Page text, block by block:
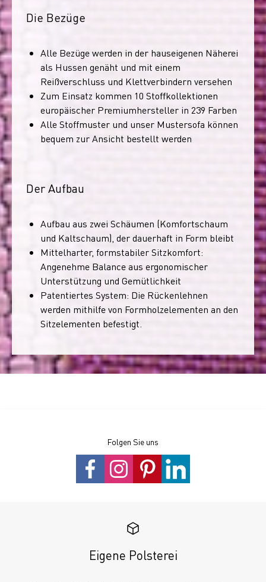
Die Bezüge
Alle Bezüge werden in der hauseigenen Näherei
als Hussen genäht und mit einem
Reißverschluss und Klettverbindern versehen
Zum Einsatz kommen 10 Stoffkollektionen
europäischer Premiumhersteller in 239 Farben
Alle Stoffmuster und unser Mustersofa können
bequem zur Ansicht bestellt werden
Der Aufbau
Aufbau aus zwei Schäumen (Komfortschaum
und Kaltschaum), der dauerhaft in Form bleibt
Mittelharter, formstabiler Sitzkomfort:
Angenehme Balance aus ergonomischer
Unterstützung und Gemütlichkeit
Patentiertes System: Die Rückenlehnen
werden mithilfe von Formholzelementen an den
Sitzelementen befestigt.
Folgen Sie uns
Eigene Polsterei